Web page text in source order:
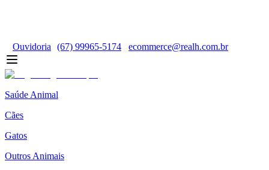
Ouvidoria (67) 99965-5174 ecommerce@realh.com.br
Saúde Animal
Cães
Gatos
Outros Animais